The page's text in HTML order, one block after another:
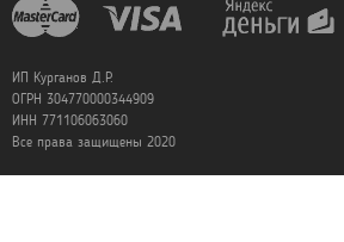
ИП Курганов Д.Р.
ОГРН 304770000344909
ИНН 771106063060
Все права защищены 2020